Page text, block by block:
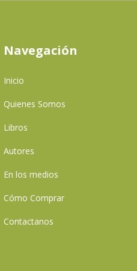
Navegación
Inicio
Quienes Somos
Libros
Autores
En los medios
Cómo Comprar
Contactanos